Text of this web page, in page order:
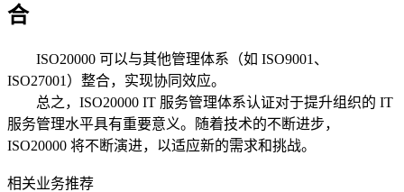
合
ISO20000 可以与其他管理体系（如 ISO9001、
ISO27001）整合，实现协同效应。
总之，ISO20000 IT 服务管理体系认证对于提升组织的 IT
服务管理水平具有重要意义。随着技术的不断进步，
ISO20000 将不断演进，以适应新的需求和挑战。
相关业务推荐